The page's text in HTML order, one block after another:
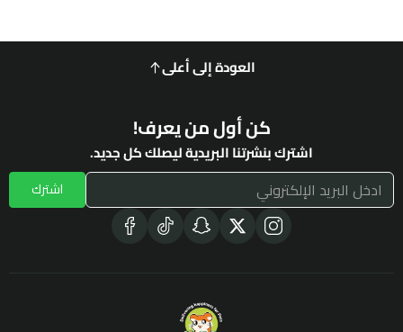
العودة إلى أعلى
كن أول من يعرف!
اشترك بنشرتنا البريدية ليصلك كل جديد.
اشترك